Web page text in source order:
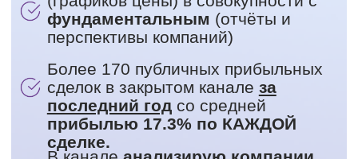
Популярные посты в канале:
Подборка полезных видео по
инвестициям
Не упустите 2 потрясающие
возможности на рынке